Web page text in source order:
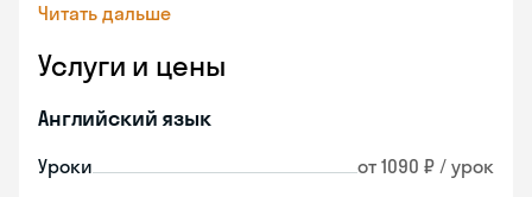
Читать дальше
Услуги и цены
Английский язык
Уроки от 1090 ₽ / урок